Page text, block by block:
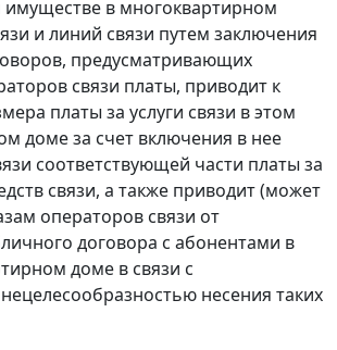
в многоквартирном
и линий связи путем заключения
предусматривающих
связи платы, приводит к
платы за услуги связи в этом
доме за счет включения в нее
соответствующей части платы за
связи, а также приводит (может
операторов связи от
договора с абонентами в
доме в связи с
несения таких